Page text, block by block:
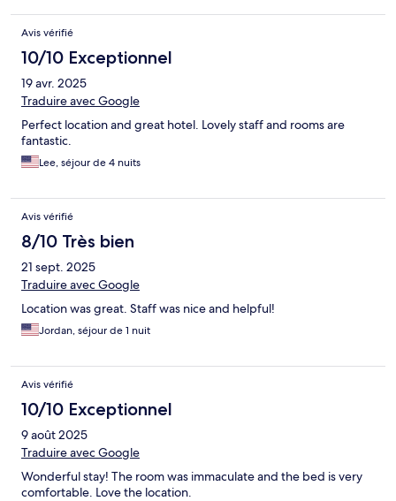
Avis vérifié
10/10 Exceptionnel
19 avr. 2025
Traduire avec Google
Perfect location and great hotel. Lovely staff and rooms are
fantastic.
Lee, séjour de 4 nuits
Avis vérifié
8/10 Très bien
21 sept. 2025
Traduire avec Google
Location was great. Staff was nice and helpful!
Jordan, séjour de 1 nuit
Avis vérifié
10/10 Exceptionnel
9 août 2025
Traduire avec Google
Wonderful stay! The room was immaculate and the bed is very
comfortable. Love the location.